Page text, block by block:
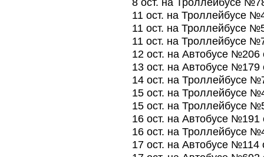
11 ост. на Троллейбусе
11 ост. на Троллейбусе
11 ост. на Троллейбусе
12 ост. на Автобусе №206
13 ост. на Автобусе №179
14 ост. на Троллейбусе
15 ост. на Троллейбусе
15 ост. на Троллейбусе
16 ост. на Автобусе №191
16 ост. на Троллейбусе
17 ост. на Автобусе №114